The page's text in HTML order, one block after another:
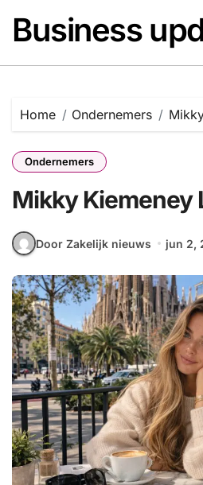
inhoud
Business
Home Ondernemers
Ondernemers
Mikky Kiemeney
Door Zakelijk nieuws jun 2,